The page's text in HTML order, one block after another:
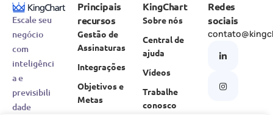
Escale seu
negócio
com
inteligênci
a e
previsibili
dade
Principais
recursos
Gestão de
Assinaturas
Integrações
Objetivos e
Metas
KingChart
Sobre nós
Central de
ajuda
Vídeos
Trabalhe
conosco
Redes
sociais